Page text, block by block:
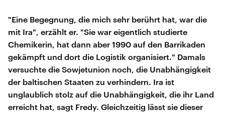
"Eine Begegnung, die mich sehr berührt hat, war die
mit Ira", erzählt er. "Sie war eigentlich studierte
Chemikerin, hat dann aber 1990 auf den Barrikaden
gekämpft und dort die Logistik organisiert." Damals
versuchte die Sowjetunion noch, die Unabhängigkeit
der baltischen Staaten zu verhindern. Ira ist
unglaublich stolz auf die Unabhängigkeit, die ihr Land
erreicht hat, sagt Fredy. Gleichzeitig lässt sie dieser